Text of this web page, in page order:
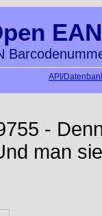
API/
-
man